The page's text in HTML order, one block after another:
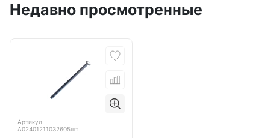
Недавно просмотренные
Артикул
А02401211032605шт